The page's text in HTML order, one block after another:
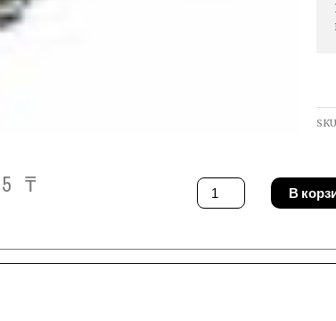
SKU
₸
Количество
товара
DCS355N-
XJ
В